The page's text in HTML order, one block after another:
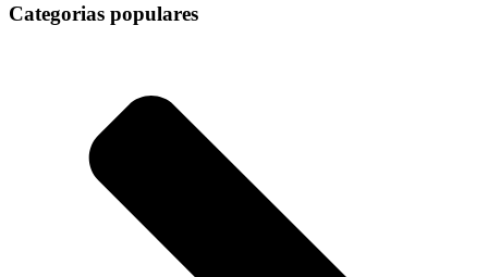
Categorias populares